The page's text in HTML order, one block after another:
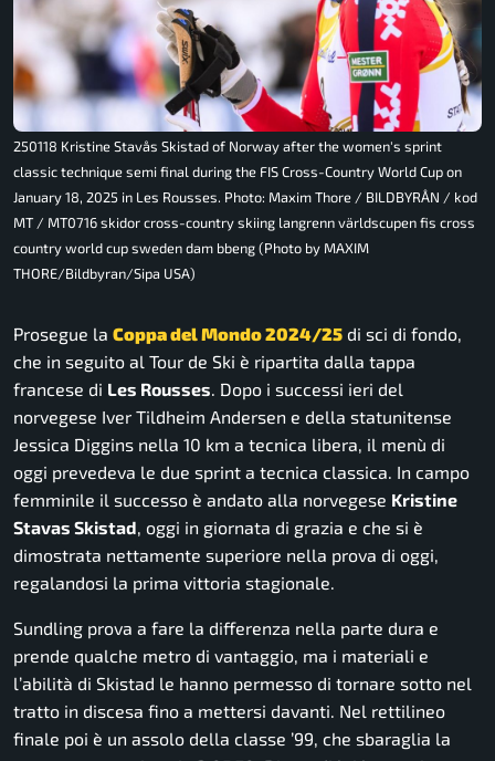
250118 Kristine Stavås Skistad of Norway after the women's sprint
classic technique semi final during the FIS Cross-Country World Cup on
January 18, 2025 in Les Rousses. Photo: Maxim Thore / BILDBYRÅN / kod
MT / MT0716 skidor cross-country skiing langrenn världscupen fis cross
country world cup sweden dam bbeng (Photo by MAXIM
THORE/Bildbyran/Sipa USA)
Prosegue la Coppa del Mondo 2024/25 di sci di fondo,
che in seguito al Tour de Ski è ripartita dalla tappa
francese di Les Rousses. Dopo i successi ieri del
norvegese Iver Tildheim Andersen e della statunitense
Jessica Diggins nella 10 km a tecnica libera, il menù di
oggi prevedeva le due sprint a tecnica classica. In campo
femminile il successo è andato alla norvegese Kristine
Stavas Skistad, oggi in giornata di grazia e che si è
dimostrata nettamente superiore nella prova di oggi,
regalandosi la prima vittoria stagionale.
Sundling prova a fare la differenza nella parte dura e
prende qualche metro di vantaggio, ma i materiali e
l’abilità di Skistad le hanno permesso di tornare sotto nel
tratto in discesa fino a mettersi davanti. Nel rettilineo
finale poi è un assolo della classe ’99, che sbaraglia la